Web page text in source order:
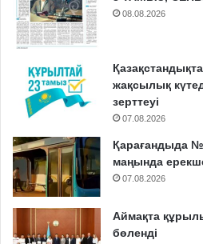
08.08.2026
жақсылық
зерттеуі
07.08.2026
Қарағандыда
маңында
07.08.2026
Аймақта
бөленді